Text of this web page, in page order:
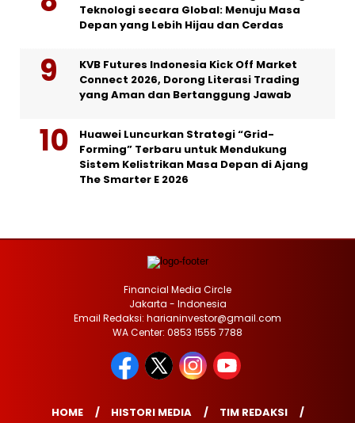
Teknologi secara Global: Menuju Masa
Depan yang Lebih Hijau dan Cerdas
KVB Futures Indonesia Kick Off Market
Connect 2026, Dorong Literasi Trading
yang Aman dan Bertanggung Jawab
Huawei Luncurkan Strategi “Grid-
Forming” Terbaru untuk Mendukung
Sistem Kelistrikan Masa Depan di Ajang
The Smarter E 2026
Financial Media Circle
Jakarta - Indonesia
Email Redaksi: harianinvestor@gmail.com
WA Center: 0853 1555 7788
HOME HISTORI MEDIA TIM REDAKSI